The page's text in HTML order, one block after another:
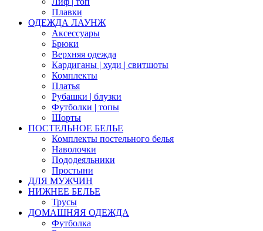
Плавки
ОДЕЖДА ЛАУНЖ
Аксессуары
Брюки
Верхняя одежда
Кардиганы | худи | свитшоты
Комплекты
Платья
Рубашки | блузки
Футболки | топы
Шорты
ПОСТЕЛЬНОЕ БЕЛЬЕ
Комплекты постельного белья
Наволочки
Пододеяльники
Простыни
ДЛЯ МУЖЧИН
НИЖНЕЕ БЕЛЬЕ
Трусы
ДОМАШНЯЯ ОДЕЖДА
Футболка